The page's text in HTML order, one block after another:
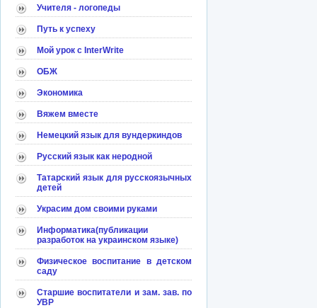
Учителя - логопеды
Путь к успеху
Мой урок с InterWrite
ОБЖ
Экономика
Вяжем вместе
Немецкий язык для вундеркиндов
Русский язык как неродной
Татарский язык для русскоязычных
детей
Украсим дом своими руками
Информатика(публикации
разработок на украинском языке)
Физическое воспитание в детском
саду
Старшие воспитатели и зам. зав. по
УВР